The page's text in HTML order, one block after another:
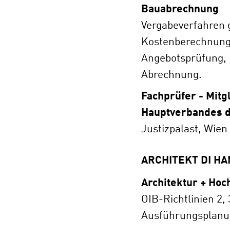
Bauabrechnung
Vergabeverfahren
Abrechnung.
Fachprüfer -
Hauptverbandes
Justizpalast, Wien
ARCHITEKT DI
Architektur +
OIB-Richtlinien 2,